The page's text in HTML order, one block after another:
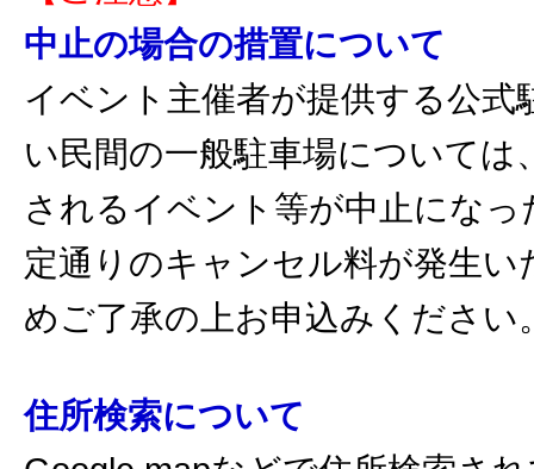
中止の場合の措置について
イベント主催者が提供する公式
い民間の一般駐車場については
されるイベント等が中止になっ
定通りのキャンセル料が発生い
めご了承の上お申込みください
住所検索について